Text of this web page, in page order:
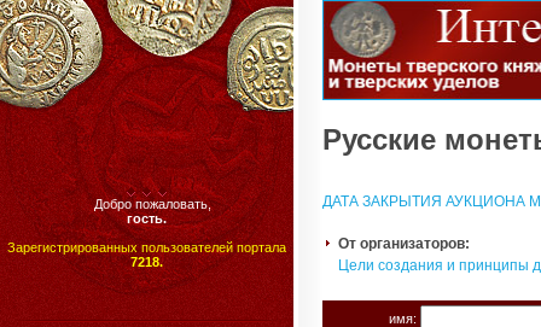
Добро пожаловать,
гость.
Зарегистрированных пользователей портала
7218.
Русские
ДАТА ЗАКРЫТИЯ АУКЦИОНА
От организаторов:
Цели создания и принципы
имя: